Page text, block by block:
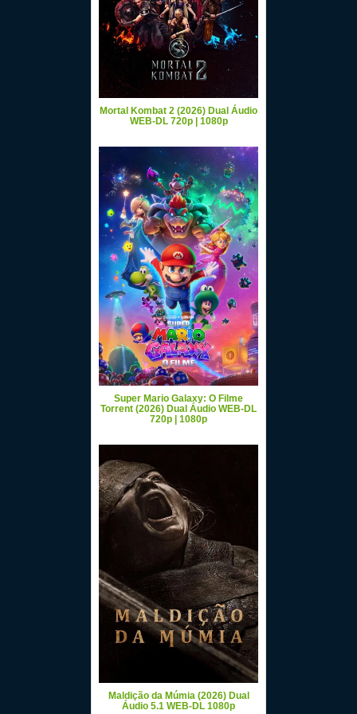
Mortal Kombat 2 (2026) Dual Áudio
WEB-DL 720p | 1080p
Super Mario Galaxy: O Filme
Torrent (2026) Dual Áudio WEB-DL
720p | 1080p
Maldição da Múmia (2026) Dual
Áudio 5.1 WEB-DL 1080p